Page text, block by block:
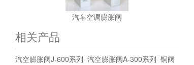
汽车空调膨胀阀
相关产品
汽空膨胀阀J-600系列 汽空膨胀阀A-300系列 铜阀